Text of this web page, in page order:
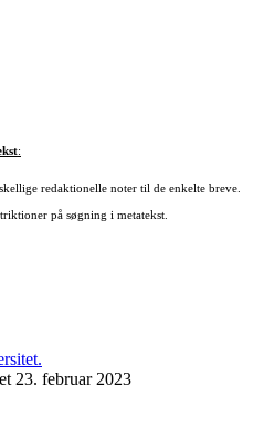
:
redaktionelle noter til de enkelte breve.
på søgning i metatekst.
23. februar 2023